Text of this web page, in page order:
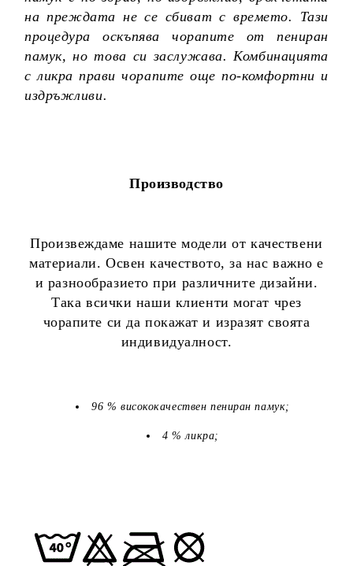
на преждата не се сбиват с времето. Тази
процедура оскъпява чорапите от пениран
памук, но това си заслужава. Комбинацията
с ликра прави чорапите още по-комфортни и
издръжливи.
Производство
Произвеждаме нашите модели от качествени
материали. Освен качеството, за нас важно е
и разнообразието при различните дизайни.
Така всички наши клиенти могат чрез
чорапите си да покажат и изразят своята
индивидуалност.
96 % висококачествен пениран памук;
4 % ликра;